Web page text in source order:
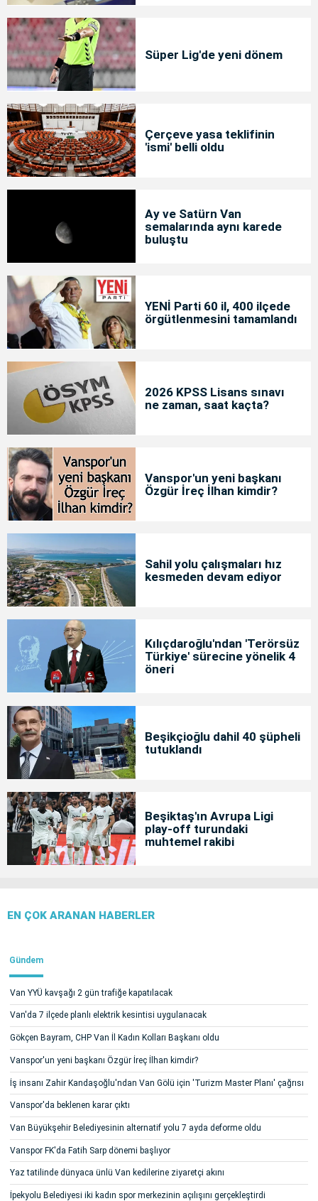
Süper Lig'de yeni dönem
Çerçeve yasa teklifinin
'ismi' belli oldu
Ay ve Satürn Van
semalarında aynı karede
buluştu
YENİ Parti 60 il, 400 ilçede
örgütlenmesini tamamlandı
2026 KPSS Lisans sınavı
ne zaman, saat kaçta?
Vanspor'un yeni başkanı
Özgür İreç İlhan kimdir?
Sahil yolu çalışmaları hız
kesmeden devam ediyor
Kılıçdaroğlu'ndan 'Terörsüz
Türkiye' sürecine yönelik 4
öneri
Beşikçioğlu dahil 40 şüpheli
tutuklandı
Beşiktaş'ın Avrupa Ligi
play-off turundaki
muhtemel rakibi
EN ÇOK ARANAN HABERLER
Gündem
Van YYÜ kavşağı 2 gün trafiğe kapatılacak
Van'da 7 ilçede planlı elektrik kesintisi uygulanacak
Gökçen Bayram, CHP Van İl Kadın Kolları Başkanı oldu
Vanspor'un yeni başkanı Özgür İreç İlhan kimdir?
İş insanı Zahir Kandaşoğlu'ndan Van Gölü için 'Turizm Master Planı' çağrısı
Vanspor'da beklenen karar çıktı
Van Büyükşehir Belediyesinin alternatif yolu 7 ayda deforme oldu
Vanspor FK'da Fatih Sarp dönemi başlıyor
Yaz tatilinde dünyaca ünlü Van kedilerine ziyaretçi akını
İpekyolu Belediyesi iki kadın spor merkezinin açılışını gerçekleştirdi